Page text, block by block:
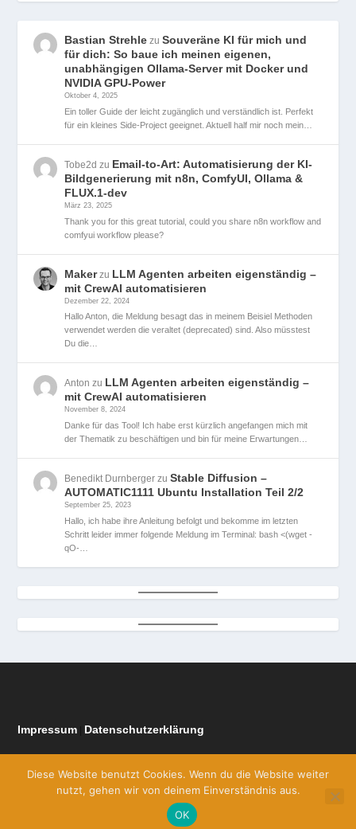
Bastian Strehle zuSouveräne KI für mich und
für dich: So baue ich meinen eigenen,
unabhängigen Ollama-Server mit Docker und
NVIDIA GPU-Power
Oktober 4, 2025
Ein toller Guide der leicht zugänglich und verständlich ist. Perfekt
für ein kleines Side-Project geeignet. Aktuell half mir noch mein…
Tobe2d zu Email-to-Art: Automatisierung der KI-
Bildgenerierung mit n8n, ComfyUI, Ollama &
FLUX.1-dev
März 23, 2025
Thank you for this great tutorial, could you share n8n workflow and
comfyui workflow please?
Makerzu LLM Agenten arbeiten eigenständig –
mit CrewAI automatisieren
Dezember 22, 2024
Hallo Anton, die Meldung besagt das in meinem Beisiel Methoden
verwendet werden die veraltet (deprecated) sind. Also müsstest
Du die…
Anton zu LLM Agenten arbeiten eigenständig –
mit CrewAI automatisieren
November 8, 2024
Danke für das Tool! Ich habe erst kürzlich angefangen mich mit
der Thematik zu beschäftigen und bin für meine Erwartungen…
Benedikt Durnberger zuStable Diffusion –
AUTOMATIC1111 Ubuntu Installation Teil 2/2
September 25, 2023
Hallo, ich habe ihre Anleitung befolgt und bekomme im letzten
Schritt leider immer folgende Meldung im Terminal: bash <(wget -
qO-…
Impressum Datenschutzerklärung
Elegant Themes| Unterstützt von
Diese Website benutzt Cookies. Wenn du die Website weiter
nutzt, gehen wir von deinem Einverständnis aus.
OK